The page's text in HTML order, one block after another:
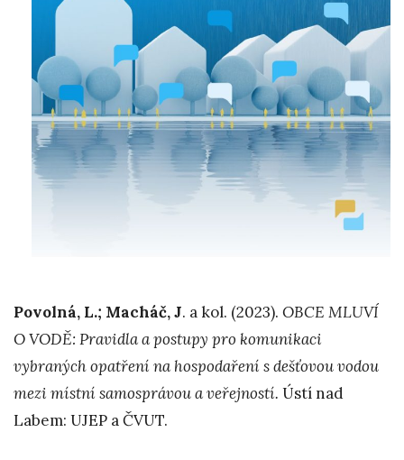
Povolná, L.; Macháč, J. a kol. (2023). OBCE MLUVÍ
O VODĚ: Pravidla apostupy pro komunikaci
vybraných opatření na hospodaření s dešťovou vodou
mezi místní samosprávou a veřejností. Ústí nad
Labem: UJEP a ČVUT.